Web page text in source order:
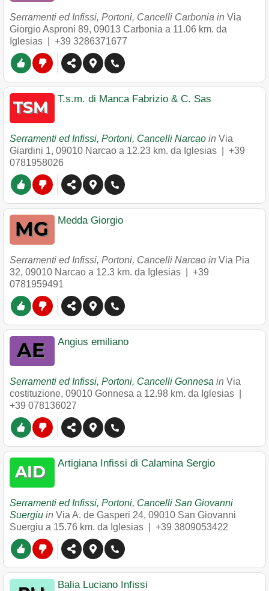
Serramenti ed Infissi, Portoni, Cancelli Carbonia in Via
Giorgio Asproni 89, 09013 Carbonia a 11.06 km. da
Iglesias | +39 3286371677
T.s.m. di Manca Fabrizio & C. Sas
Serramenti ed Infissi, Portoni, Cancelli Narcao in Via
Giardini 1, 09010 Narcao a 12.23 km. da Iglesias | +39
0781958026
Medda Giorgio
Serramenti ed Infissi, Portoni, Cancelli Narcao in Via Pia
32, 09010 Narcao a 12.3 km. da Iglesias | +39
0781959491
Angius emiliano
Serramenti ed Infissi, Portoni, Cancelli Gonnesa in Via
costituzione, 09010 Gonnesa a 12.98 km. da Iglesias |
+39 078136027
Artigiana Infissi di Calamina Sergio
Serramenti ed Infissi, Portoni, Cancelli San Giovanni
Suergiu in Via A. de Gasperi 24, 09010 San Giovanni
Suergiu a 15.76 km. da Iglesias | +39 3809053422
Balia Luciano Infissi